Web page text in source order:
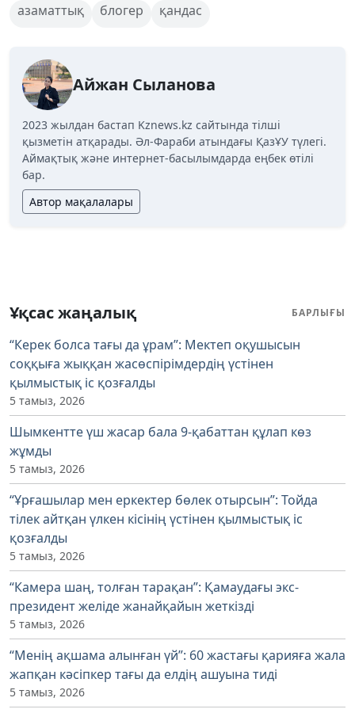
азаматтық блогер қандас
Айжан Сыланова
2023 жылдан бастап Kznews.kz сайтында тілші
қызметін атқарады. Әл-Фараби атындағы ҚазҰУ түлегі.
Аймақтық және интернет-басылымдарда еңбек өтілі
бар.
Автор мақалалары
Ұқсас жаңалық БАРЛЫҒЫ
“Керек болса тағы да ұрам”: Мектеп оқушысын
соққыға жыққан жасөспірімдердің үстінен
қылмыстық іс қозғалды
5 тамыз, 2026
Шымкентте үш жасар бала 9-қабаттан құлап көз
жұмды
5 тамыз, 2026
“Ұрғашылар мен еркектер бөлек отырсын”: Тойда
тілек айтқан үлкен кісінің үстінен қылмыстық іс
қозғалды
5 тамыз, 2026
“Камера шаң, толған тарақан”: Қамаудағы экс-
президент желіде жанайқайын жеткізді
5 тамыз, 2026
“Менің ақшама алынған үй”: 60 жастағы қарияға жала
жапқан кәсіпкер тағы да елдің ашуына тиді
5 тамыз, 2026